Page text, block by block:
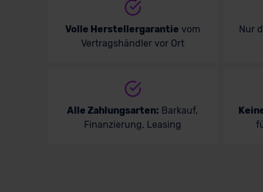
Volle Herstellergarantie vom
Vertragshändler vor Ort
Nur
Alle Zahlungsarten: Barkauf,
Finanzierung, Leasing